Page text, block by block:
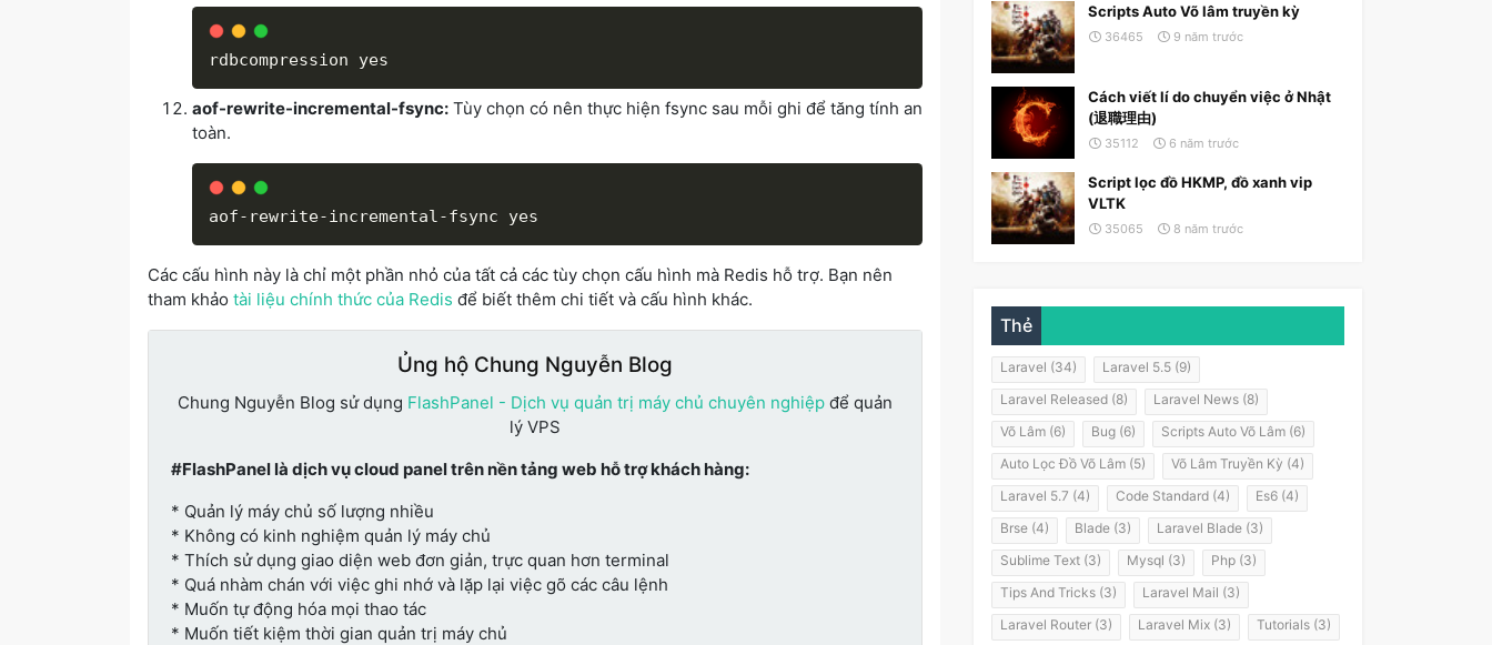
aof-rewrite-incremental-fsync: Tùy chọn có nên thực hiện fsync sau mỗi ghi để tăng tính an
toàn.
Các cấu hình này là chỉ một phần nhỏ của tất cả các tùy chọn cấu hình mà Redis hỗ trợ. Bạn nên
tham khảo tài liệu chính thức của Redis để biết thêm chi tiết và cấu hình khác.
Ủng hộ Chung Nguyễn Blog
Chung Nguyễn Blog sử dụng FlashPanel - Dịch vụ quản trị máy chủ chuyên nghiệp để quản
lý VPS
#FlashPanel là dịch vụ cloud panel trên nền tảng web hỗ trợ khách hàng:
* Quản lý máy chủ số lượng nhiều
* Không có kinh nghiệm quản lý máy chủ
* Thích sử dụng giao diện web đơn giản, trực quan hơn terminal
* Quá nhàm chán với việc ghi nhớ và lặp lại việc gõ các câu lệnh
* Muốn tự động hóa mọi thao tác
* Muốn tiết kiệm thời gian quản trị máy chủ
Scripts Auto Võ lâm truyền kỳ
36465 9 năm trước
Cách viết lí do chuyển việc ở Nhật
(退職理由)
35112 6 năm trước
Script lọc đồ HKMP, đồ xanh vip
VLTK
35065 8 năm trước
Thẻ
Laravel (34)
Laravel 5.5 (9)
Laravel Released (8)
Laravel News (8)
Võ Lâm (6)
Bug (6)
Scripts Auto Võ Lâm (6)
Auto Lọc Đồ Võ Lâm (5)
Võ Lâm Truyền Kỳ (4)
Laravel 5.7 (4)
Code Standard (4)
Es6 (4)
Brse (4)
Blade (3)
Laravel Blade (3)
Sublime Text (3)
Mysql (3)
Php (3)
Tips And Tricks (3)
Laravel Mail (3)
Laravel Router (3)
Laravel Mix (3)
Tutorials (3)